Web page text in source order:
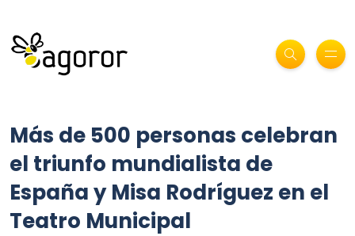
Más de 500 personas celebran
el triunfo mundialista de
España y Misa Rodríguez en el
Teatro Municipal